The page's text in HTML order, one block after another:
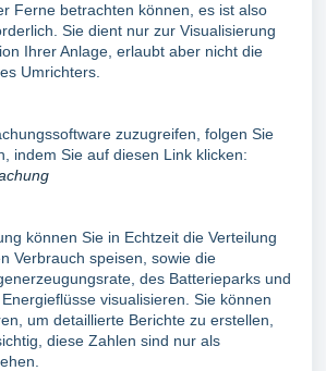
Ferne betrachten können, es ist also
Sie dient nur zur Visualisierung
Ihrer Anlage, erlaubt aber nicht die
Umrichters.
zuzugreifen, folgen Sie
indem Sie auf diesen Link klicken:
können Sie in Echtzeit die Verteilung
Verbrauch speisen, sowie die
des Batterieparks und
visualisieren. Sie können
um detaillierte Berichte zu erstellen,
diese Zahlen sind nur als